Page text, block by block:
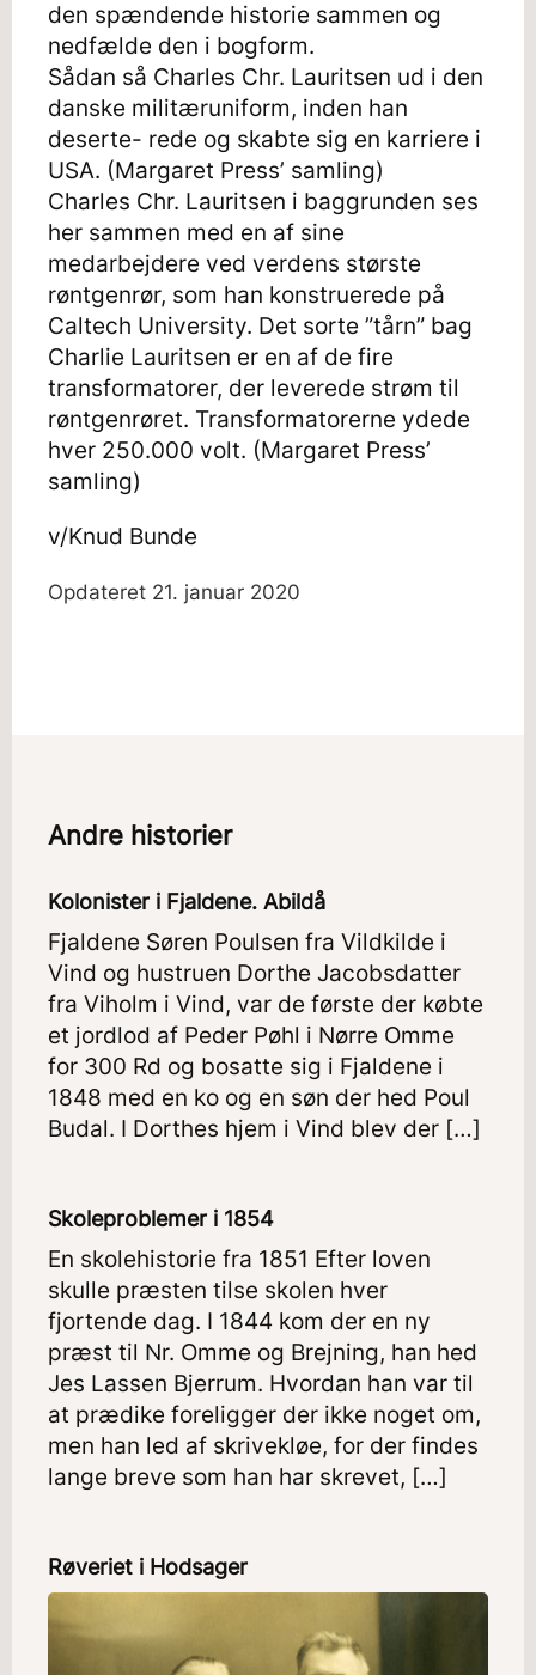
den spændende historie sammen og
nedfælde den i bogform.
Sådan så Charles Chr. Lauritsen ud i den
danske militæruniform, inden han
deserte- rede og skabte sig en karriere i
USA. (Margaret Press’ samling)
Charles Chr. Lauritsen i baggrunden ses
her sammen med en af sine
medarbejdere ved verdens største
røntgenrør, som han konstruerede på
Caltech University. Det sorte ”tårn” bag
Charlie Lauritsen er en af de fire
transformatorer, der leverede strøm til
røntgenrøret. Transformatorerne ydede
hver 250.000 volt. (Margaret Press’
samling)
v/Knud Bunde
Opdateret 21. januar 2020
Andre historier
Kolonister i Fjaldene. Abildå
Fjaldene Søren Poulsen fra Vildkilde i
Vind og hustruen Dorthe Jacobsdatter
fra Viholm i Vind, var de første der købte
et jordlod af Peder Pøhl i Nørre Omme
for 300 Rd og bosatte sig i Fjaldene i
1848 med en ko og en søn der hed Poul
Budal. I Dorthes hjem i Vind blev der […]
Skoleproblemer i 1854
En skolehistorie fra 1851 Efter loven
skulle præsten tilse skolen hver
fjortende dag. I 1844 kom der en ny
præst til Nr. Omme og Brejning, han hed
Jes Lassen Bjerrum. Hvordan han var til
at prædike foreligger der ikke noget om,
men han led af skrivekløe, for der findes
lange breve som han har skrevet, […]
Røveriet i Hodsager